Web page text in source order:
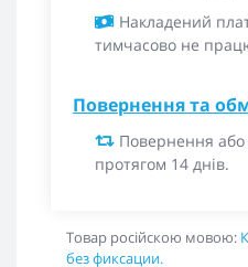
Накладений
тимчасово не
Повернення та
Повернення
протягом 14 днів.
Товар російскою мовою:
без фиксации.